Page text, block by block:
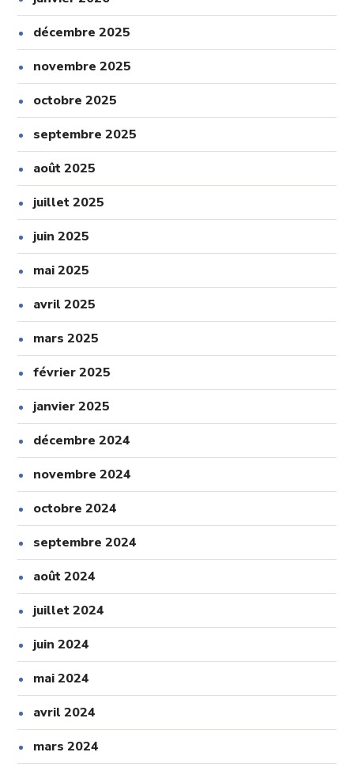
décembre 2025
novembre 2025
octobre 2025
septembre 2025
août 2025
juillet 2025
juin 2025
mai 2025
avril 2025
mars 2025
février 2025
janvier 2025
décembre 2024
novembre 2024
octobre 2024
septembre 2024
août 2024
juillet 2024
juin 2024
mai 2024
avril 2024
mars 2024